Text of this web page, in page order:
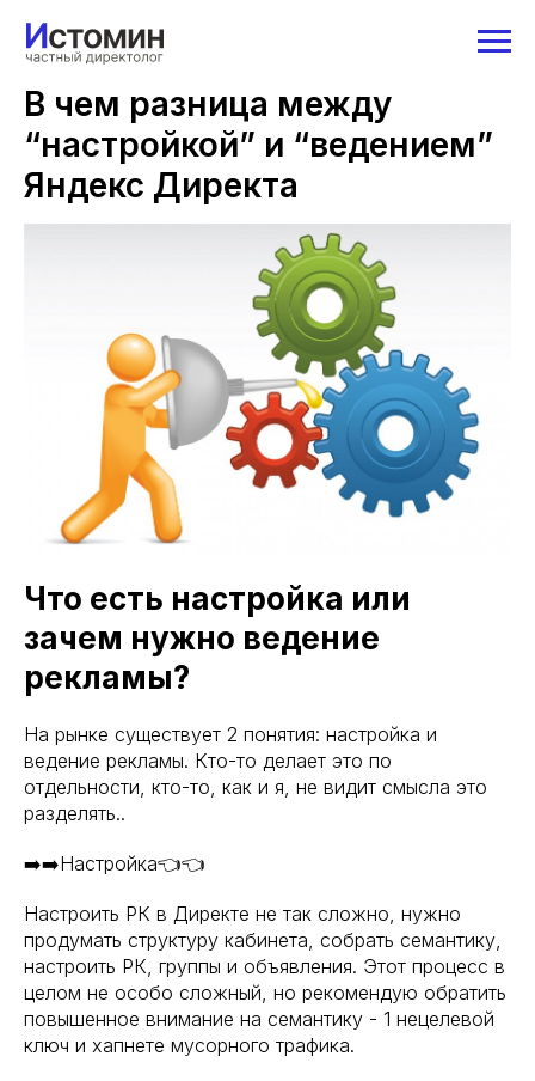
В чем разница между
“настройкой” и “ведением”
Яндекс Директа
Что есть настройка или
зачем нужно ведение
рекламы?
На рынке существует 2 понятия: настройка и
ведение рекламы. Кто-то делает это по
отдельности, кто-то, как и я, не видит смысла это
разделять..
➡️➡️Настройка👈👈
Настроить РК в Директе не так сложно, нужно
продумать структуру кабинета, собрать семантику,
настроить РК, группы и объявления. Этот процесс в
целом не особо сложный, но рекомендую обратить
повышенное внимание на семантику - 1 нецелевой
ключ и хапнете мусорного трафика.